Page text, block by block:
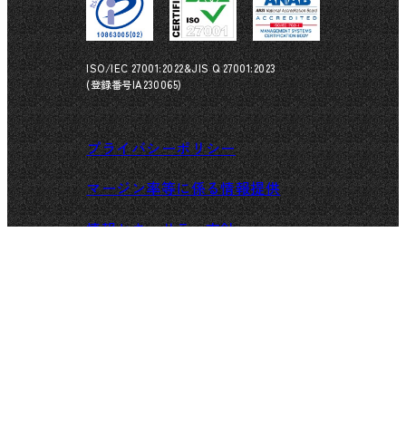
コラム
ISO/IEC 27001:2022&JIS Q 27001:2023
(登録番号IA230065)
プライバシーポリシー
マージン率等に係る情報提供
情報セキュリティ方針